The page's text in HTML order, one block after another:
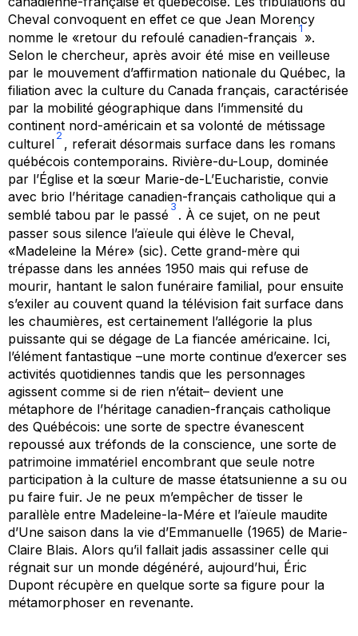
Cheval convoquent en effet ce que Jean Morency
nomme le «retour du refoulé canadien-français
1
».
Selon le chercheur, après avoir été mise en veilleuse
par le mouvement d’affirmation nationale du Québec, la
filiation avec la culture du Canada français, caractérisée
par la mobilité géographique dans l’immensité du
continent nord-américain et sa volonté de métissage
culturel
2
, referait désormais surface dans les romans
québécois contemporains. Rivière-du-Loup, dominée
par l’Église et la sœur Marie-de-L’Eucharistie, convie
avec brio l’héritage canadien-français catholique qui a
semblé tabou par le passé
3
. À ce sujet, on ne peut
passer sous silence l’aïeule qui élève le Cheval,
«Madeleine la Mére» (sic). Cette grand-mère qui
trépasse dans les années 1950 mais qui refuse de
mourir, hantant le salon funéraire familial, pour ensuite
s’exiler au couvent quand la télévision fait surface dans
les chaumières, est certainement l’allégorie la plus
puissante qui se dégage de La fiancée américaine. Ici,
l’élément fantastique –une morte continue d’exercer ses
activités quotidiennes tandis que les personnages
agissent comme si de rien n’était– devient une
métaphore de l’héritage canadien-français catholique
des Québécois: une sorte de spectre évanescent
repoussé aux tréfonds de la conscience, une sorte de
patrimoine immatériel encombrant que seule notre
participation à la culture de masse étatsunienne a su ou
pu faire fuir. Je ne peux m’empêcher de tisser le
parallèle entre Madeleine-la-Mére et l’aïeule maudite
d’Une saison dans la vie d’Emmanuelle (1965) de Marie-
Claire Blais. Alors qu’il fallait jadis assassiner celle qui
régnait sur un monde dégénéré, aujourd’hui, Éric
Dupont récupère en quelque sorte sa figure pour la
métamorphoser en revenante.